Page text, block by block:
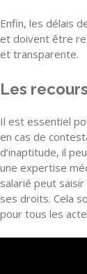
Enfin, les délais
et doivent être
et transparente.
Les
Il est essentiel
en cas de
d’inaptitude, il
une expertise
salarié peut
ses droits. Cela
pour tous les